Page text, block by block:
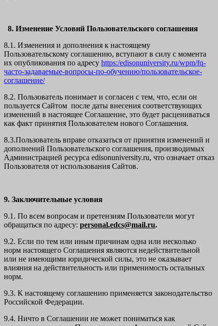
8. Изменение Условий Пользовательского соглашения
8.1. Изменения и дополнения к настоящему
Пользовательскому соглашению, вступают в силу с момента
их опубликования по адресу https:/edisonuniversity.ru/wpm/fq-
часто-задаваемые-вопросы-по-обучению/пользовательское-
соглашение/
8.2. Пользователь понимает и согласен с тем, что, если он
пользуется Сайтом после даты внесения соответствующих
изменений в настоящее Соглашение, это будет расцениваться
как факт принятия Пользователем нового Соглашения.
8.3.Пользователь вправе отказаться от принятия изменений и
дополнений Пользовательского соглашения, производимых
Администрацией ресурса edisonuniversity.ru, что означает отказ
Пользователя от использования Сайтов.
9. Заключительные условия
9.1. По всем вопросам и претензиям Пользователи могут
обращаться по адресу: personal.edcs@mail.ru.
9.2. Если по тем или иным причинам одна или несколько
норм настоящего Соглашения являются недействительной
или не имеющими юридической силы, это не оказывает
влияния на действительность или применимость остальных
норм.
9.3. К настоящему соглашению применяется законодательство
Российской Федерации.
9.4. Ничто в Соглашении не может пониматься как